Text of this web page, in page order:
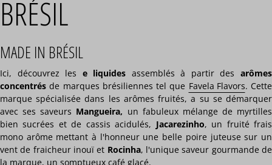
BRÉSIL
MADE IN BRÉSIL
Ici, découvrez les e liquides assemblés à partir desarômes
concentrés de marques brésiliennes tel que Favela Flavors. Cette
marque spécialisée dans les arômes fruités, a su se démarquer
avec ses saveurs Mangueira, un fabuleux mélange de myrtilles
bien sucrées et de cassis acidulés, Jacarezinho, un fruité frais
mono arôme mettant à l'honneur une belle poire juteuse sur un
vent de fraicheur inouï et Rocinha, l'unique saveur gourmande de
la marque, un somptueux café glacé.